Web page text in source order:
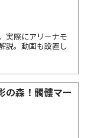
実際にアリーナモ
説。動画も設置し
の森！髑髏マー